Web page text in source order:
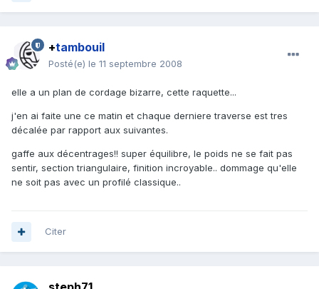
+tambouil
Posté(e) le 11 septembre 2008
elle a un plan de cordage bizarre, cette raquette...
j'en ai faite une ce matin et chaque derniere traverse est tres
décalée par rapport aux suivantes.
gaffe aux décentrages!! super équilibre, le poids ne se fait pas
sentir, section triangulaire, finition incroyable.. dommage qu'elle
ne soit pas avec un profilé classique..
Citer